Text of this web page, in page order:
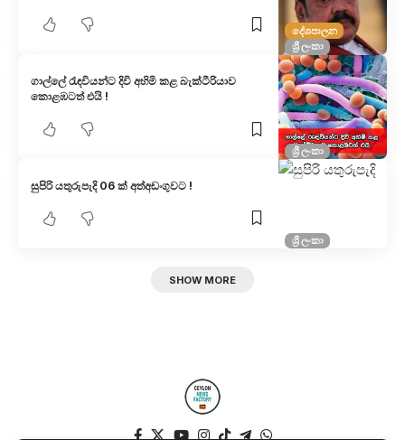
දේශපාලන
ශ්‍රී ලංකා
ශ්‍රී ලංකා
ගාල්ලේ රැඳවියන්ට දිවි අහිමි කළ බැක්ටීරියාව
කොළඹටත් එයි !
ශ්‍රී ලංකා
සුපිරි යතුරුපැදි 06 ක් අත්අඩංගුවට !
SHOW MORE